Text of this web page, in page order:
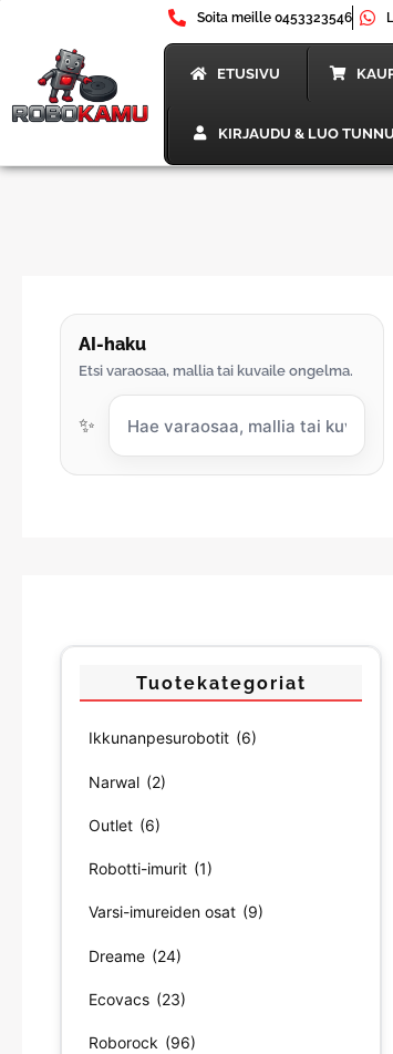
sisältöön
Soita meille 0453323546
ETUSIVU
KIRJAUDU & LUO
AI-haku
Etsi varaosaa, mallia tai kuvaile ongelma.
✨
Tuotekategoriat
Ikkunanpesurobotit (6)
Narwal (2)
Outlet (6)
Robotti-imurit (1)
Varsi-imureiden osat (9)
Dreame (24)
Ecovacs (23)
Roborock (96)